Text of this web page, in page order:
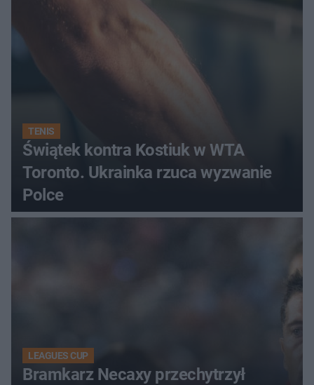
TENIS
Świątek kontra Kostiuk w WTA
Toronto. Ukrainka rzuca wyzwanie
Polce
LEAGUES CUP
Bramkarz Necaxy przechytrzył